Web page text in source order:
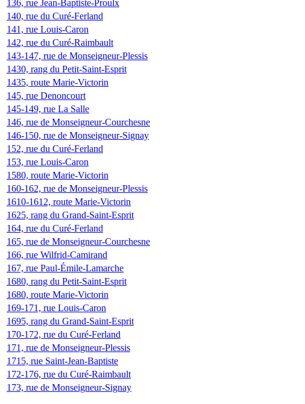
136, rue Jean-Baptiste-Proulx
140, rue du Curé-Ferland
141, rue Louis-Caron
142, rue du Curé-Raimbault
143-147, rue de Monseigneur-Plessis
1430, rang du Petit-Saint-Esprit
1435, route Marie-Victorin
145, rue Denoncourt
145-149, rue La Salle
146, rue de Monseigneur-Courchesne
146-150, rue de Monseigneur-Signay
152, rue du Curé-Ferland
153, rue Louis-Caron
1580, route Marie-Victorin
160-162, rue de Monseigneur-Plessis
1610-1612, route Marie-Victorin
1625, rang du Grand-Saint-Esprit
164, rue du Curé-Ferland
165, rue de Monseigneur-Courchesne
166, rue Wilfrid-Camirand
167, rue Paul-Émile-Lamarche
1680, rang du Petit-Saint-Esprit
1680, route Marie-Victorin
169-171, rue Louis-Caron
1695, rang du Grand-Saint-Esprit
170-172, rue du Curé-Ferland
171, rue de Monseigneur-Plessis
1715, rue Saint-Jean-Baptiste
172-176, rue du Curé-Raimbault
173, rue de Monseigneur-Signay